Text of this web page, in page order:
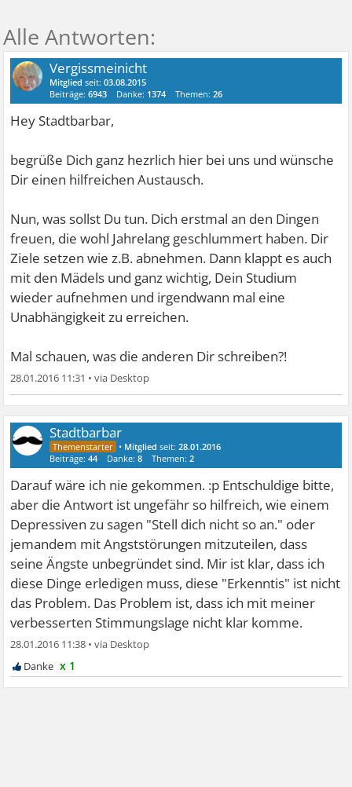
Vergissmeinicht
Mitglied seit:03.08.2015
Beiträge:6943 Danke: 1374 Themen:26
Hey Stadtbarbar,
begrüße Dich ganz hezrlich hier bei uns und wünsche
Dir einen hilfreichen Austausch.
Nun, was sollst Du tun. Dich erstmal an den Dingen
freuen, die wohl Jahrelang geschlummert haben. Dir
Ziele setzen wie z.B. abnehmen. Dann klappt es auch
mit den Mädels und ganz wichtig, Dein Studium
wieder aufnehmen und irgendwann mal eine
Unabhängigkeit zu erreichen.
Mal schauen, was die anderen Dir schreiben?!
28.01.2016 11:31 •
Stadtbarbar
• Mitglied seit:28.01.2016
Beiträge:44 Danke:8 Themen:2
Darauf wäre ich nie gekommen. :p Entschuldige bitte,
aber die Antwort ist ungefähr so hilfreich, wie einem
Depressiven zu sagen "Stell dich nicht so an." oder
jemandem mit Angststörungen mitzuteilen, dass
seine Ängste unbegründet sind. Mir ist klar, dass ich
diese Dinge erledigen muss, diese "Erkenntis" ist nicht
das Problem. Das Problem ist, dass ich mit meiner
verbesserten Stimmungslage nicht klar komme.
28.01.2016 11:38 •
x 1